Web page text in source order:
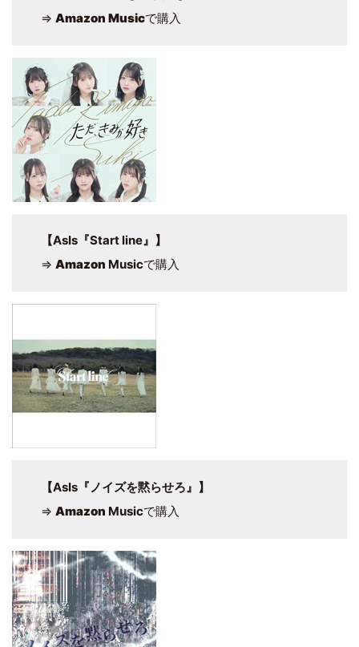
⇒ Amazon Musicで購入
【AsIs『Start line』】
⇒ Amazon Musicで購入
【AsIs『ノイズを黙らせろ』】
⇒ Amazon Musicで購入